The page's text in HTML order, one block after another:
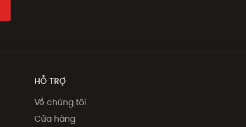
HỖ TRỢ
Về chúng tôi
Cửa hàng